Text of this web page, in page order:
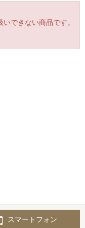
できない商品です。
スマートフォン